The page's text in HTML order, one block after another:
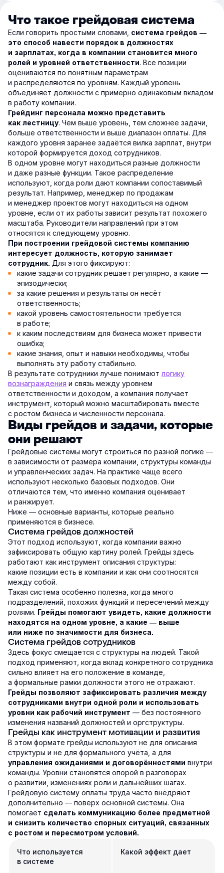
Что такое грейдовая система
Если говорить простыми словами, система грейдов —
это способ навести порядок в должностях
и зарплатах, когда в компании становится много
ролей и уровней ответственности. Все позиции
оцениваются по понятным параметрам
и распределяются по уровням. Каждый уровень
объединяет должности с примерно одинаковым вкладом
в работу компании.
Грейдинг персонала можно представить
как лестницу. Чем выше уровень, тем сложнее задачи,
больше ответственности и выше диапазон оплаты. Для
каждого уровня заранее задаётся вилка зарплат, внутри
которой формируется доход сотрудников.
В одном уровне могут находиться разные должности
и даже разные функции. Такое распределение
используют, когда роли дают компании сопоставимый
результат. Например, менеджер по продажам
и менеджер проектов могут находиться на одном
уровне, если от их работы зависит результат похожего
масштаба. Руководители направлений при этом
относятся к следующему уровню.
При построении грейдовой системы компанию
интересует должность, которую занимает
сотрудник. Для этого фиксируют:
какие задачи сотрудник решает регулярно, а какие —
эпизодически;
за какие решения и результаты он несёт
ответственность;
какой уровень самостоятельности требуется
в работе;
к каким последствиям для бизнеса может привести
ошибка;
какие знания, опыт и навыки необходимы, чтобы
выполнять эту работу стабильно.
В результате сотрудники лучше понимают логику
вознаграждения и связь между уровнем
ответственности и доходом, а компания получает
инструмент, который можно масштабировать вместе
с ростом бизнеса и численности персонала.
Виды грейдов и задачи, которые
они решают
Грейдовые системы могут строиться по разной логике —
в зависимости от размера компании, структуры команды
и управленческих задач. На практике чаще всего
используют несколько базовых подходов. Они
отличаются тем, что именно компания оценивает
и ранжирует.
Ниже — основные варианты, которые реально
применяются в бизнесе.
Система грейдов должностей
Этот подход используют, когда компании важно
зафиксировать общую картину ролей. Грейды здесь
работают как инструмент описания структуры:
какие позиции есть в компании и как они соотносятся
между собой.
Такая система особенно полезна, когда много
подразделений, похожих функций и пересечений между
ролями. Грейды помогают увидеть, какие должности
находятся на одном уровне, а какие — выше
или ниже по значимости для бизнеса.
Система грейдов сотрудников
Здесь фокус смещается с структуры на людей. Такой
подход применяют, когда вклад конкретного сотрудника
сильно влияет на его положение в команде,
а формальные рамки должности этого не отражают.
Грейды позволяют зафиксировать различия между
сотрудниками внутри одной роли и использовать
уровни как рабочий инструмент — без постоянного
изменения названий должностей и оргструктуры.
Грейды как инструмент мотивации и развития
В этом формате грейды используют не для описания
структуры и не для формального учёта, а для
управления ожиданиями и договорённостями внутри
команды. Уровни становятся опорой в разговорах
о развитии, изменениях роли и дальнейших шагах.
Грейдовую систему оплаты труда часто внедряют
дополнительно — поверх основной системы. Она
помогает сделать коммуникацию более предметной
и снизить количество спорных ситуаций, связанных
с ростом и пересмотром условий.
Что используется
в системе
Какой эффект дает